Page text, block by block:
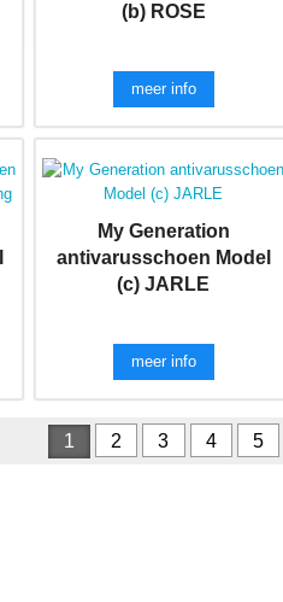
(b) ROSE
meer info
My Generation
antivarusschoen Model
(c) JARLE
meer info
1 2 3 4 5